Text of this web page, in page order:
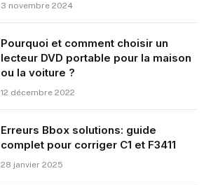
3 novembre 2024
Pourquoi et comment choisir un
lecteur DVD portable pour la maison
ou la voiture ?
12 décembre 2022
Erreurs Bbox solutions: guide
complet pour corriger C1 et F3411
28 janvier 2025